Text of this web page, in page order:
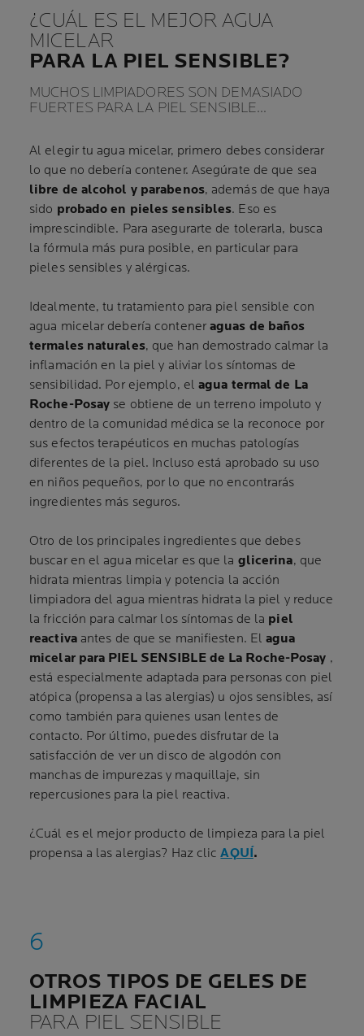
¿CUÁL ES EL MEJOR AGUA
MICELAR
PARA LA PIEL SENSIBLE?
MUCHOS LIMPIADORES SON DEMASIADO
FUERTES PARA LA PIEL SENSIBLE…
Al elegir tu agua micelar, primero debes considerar
lo que no debería contener. Asegúrate de que sea
libre de alcohol y parabenos, además de que haya
sido probado en pieles sensibles. Eso es
imprescindible. Para asegurarte de tolerarla, busca
la fórmula más pura posible, en particular para
pieles sensibles y alérgicas.
Idealmente, tu tratamiento para piel sensible con
agua micelar debería conteneraguas de baños
termales naturales, que han demostrado calmar la
inflamación en la piel y aliviar los síntomas de
sensibilidad. Por ejemplo, elagua termal de La
Roche-Posay se obtiene de un terreno impoluto y
dentro de la comunidad médica se la reconoce por
sus efectos terapéuticos en muchas patologías
diferentes de la piel. Incluso está aprobado su uso
en niños pequeños, por lo que no encontrarás
ingredientes más seguros.
Otro de los principales ingredientes que debes
buscar en el agua micelar es que la glicerina, que
hidrata mientras limpia y potencia la acción
limpiadora del agua mientras hidrata la piel y reduce
la fricción para calmar los síntomas de la piel
reactivaantes de que se manifiesten. Elagua
micelar para PIEL SENSIBLE de La Roche-Posay ,
está especialmente adaptada para personas con piel
atópica (propensa a las alergias) u ojos sensibles, así
como también para quienes usan lentes de
contacto. Por último, puedes disfrutar de la
satisfacción de ver un disco de algodón con
manchas de impurezas y maquillaje, sin
repercusiones para la piel reactiva.
¿Cuál es el mejor producto de limpieza para la piel
propensa a las alergias? Haz clicAQUÍ.
OTROS TIPOS DE GELES DE
LIMPIEZA FACIAL
PARA PIEL SENSIBLE